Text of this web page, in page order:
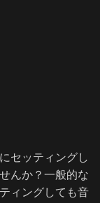
セッティングし
んか？一般的な
ィングしても音